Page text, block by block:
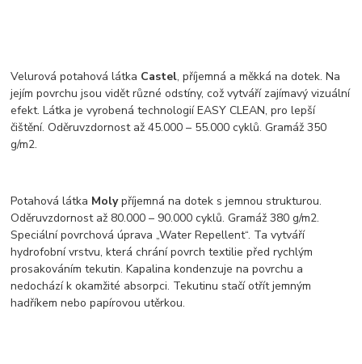
Velurová potahová látka Castel, příjemná a měkká na dotek. Na
jejím povrchu jsou vidět různé odstíny, což vytváří zajímavý vizuální
efekt. Látka je vyrobená technologií EASY CLEAN, pro lepší
čištění. Oděruvzdornost až 45.000 – 55.000 cyklů. Gramáž 350
g/m2.
Potahová látka Molypříjemná na dotek s jemnou strukturou.
Oděruvzdornost až 80.000 – 90.000 cyklů. Gramáž 380 g/m2.
Speciální povrchová úprava „Water Repellent“. Ta vytváří
hydrofobní vrstvu, která chrání povrch textilie před rychlým
prosakováním tekutin. Kapalina kondenzuje na povrchu a
nedochází k okamžité absorpci. Tekutinu stačí otřít jemným
hadříkem nebo papírovou utěrkou.